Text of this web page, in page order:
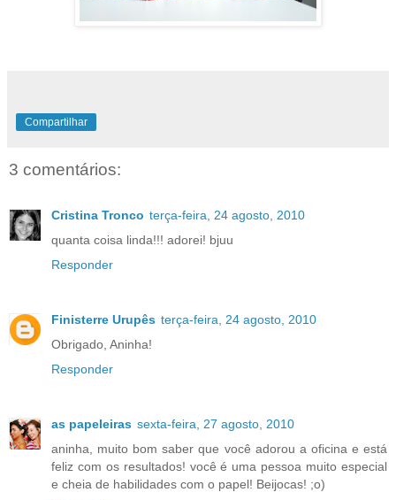
Compartilhar
3 comentários:
Cristina Tronco terça-feira, 24 agosto, 2010
quanta coisa linda!!! adorei! bjuu
Responder
Finisterre Urupês terça-feira, 24 agosto, 2010
Obrigado, Aninha!
Responder
as papeleiras sexta-feira, 27 agosto, 2010
aninha, muito bom saber que você adorou a oficina e está
feliz com os resultados! você é uma pessoa muito especial
e cheia de habilidades com o papel! Beijocas! ;o)